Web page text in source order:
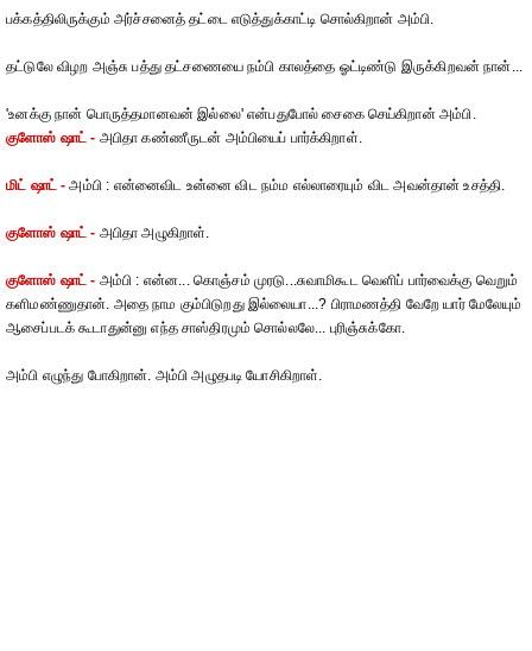
பக்கத்திலிருக்கும் அர்ச்சனைத் தட்டை எடுத்துக்காட்டி சொல்கிறான் அம்பி.
தட்டுலே விழற அஞ்சு பத்து தட்சணையை நம்பி காலத்தை ஓட்டிண்டு இருக்கிறவன் நான்...
'உனக்கு நான் பொருத்தமானவன் இல்லை' என்பதுபோல் சைகை செய்கிறான் அம்பி.
குளோஸ் ஷாட் - அபிதா கண்ணீருடன் அம்பியைப் பார்க்கிறாள்.
மிட் ஷாட் - அம்பி : என்னைவிட உன்னை விட நம்ம எல்லாரையும் விட அவன்தான் உசத்தி.
குளோஸ் ஷாட் - அபிதா அழுகிறாள்.
குளோஸ் ஷாட் - அம்பி : என்ன... கொஞ்சம் முரடு...சுவாமிகூட வெளிப் பார்வைக்கு வெறும்
களிமண்ணுதான். அதை நாம கும்பிடுறது இல்லையா...? பிராமணத்தி வேறே யார் மேலேயும்
ஆசைப்படக் கூடாதுன்னு எந்த சாஸ்திரமும் சொல்லலே... புரிஞ்சுக்கோ.
அம்பி எழுந்து போகிறான். அம்பி அழுதபடி யோசிகிறாள்.